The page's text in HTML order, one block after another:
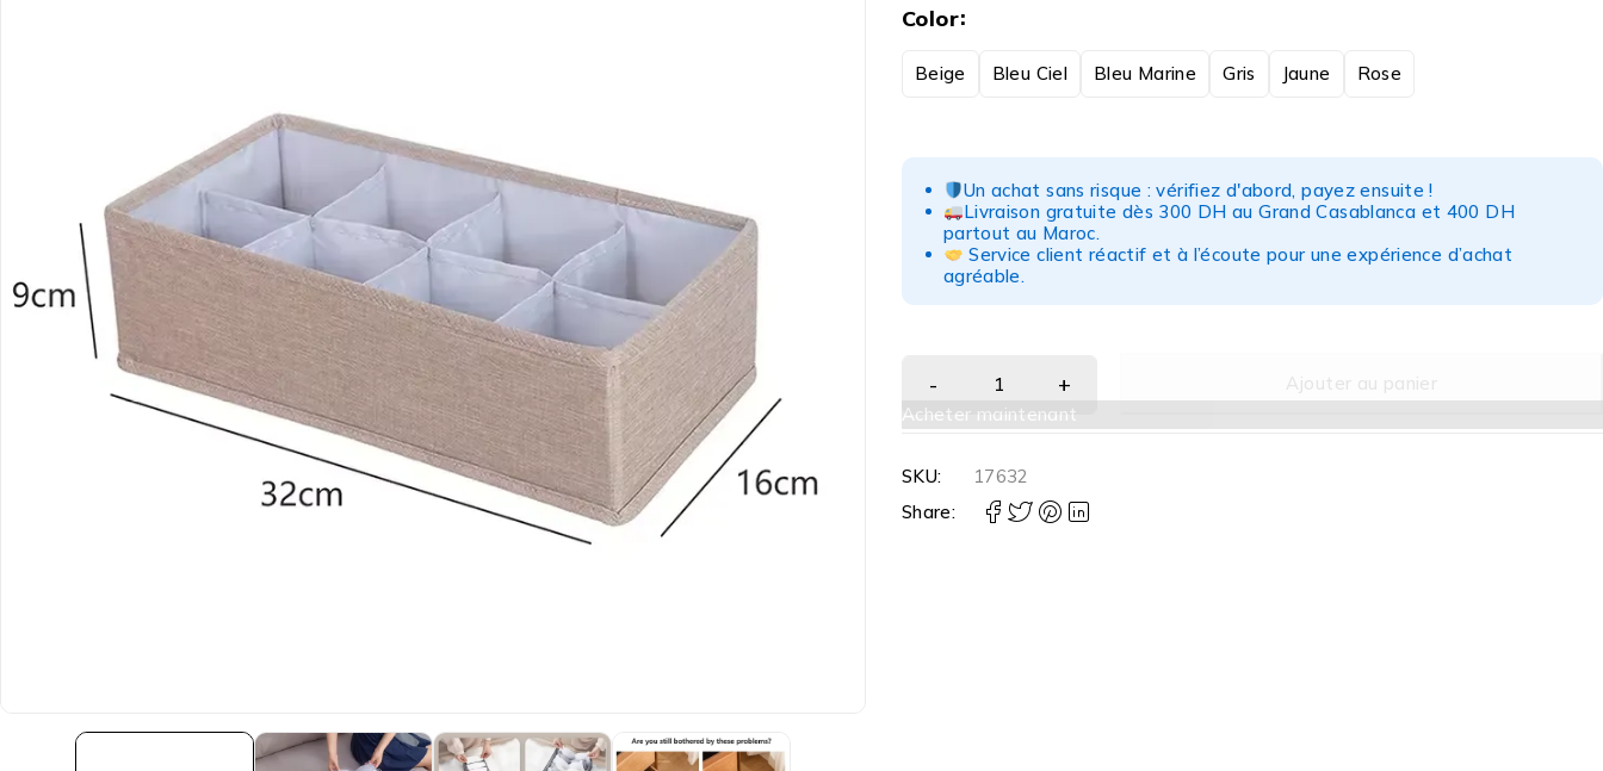
Color
Beige Bleu Ciel Bleu Marine Gris Jaune Rose
Un achat sans risque : vérifiez d'abord, payez ensuite !
Livraison gratuite dès 300 DH au Grand Casablanca et 400 DH
partout au Maroc.
Service client réactif et à l’écoute pour une expérience d’achat
agréable.
Ajouter au panier
Acheter maintenant
SKU:
17632
Share: